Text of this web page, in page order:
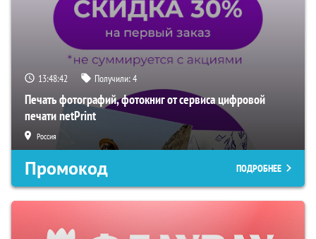
13:48:41 Получили:4
Печать фотографий, фотокниг от сервиса цифровой
печати netPrint
Россия
Промокод ПОДРОБНЕЕ